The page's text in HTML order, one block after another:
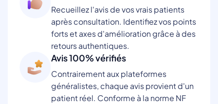
Recueillez l'avis de vos vrais patients
après consultation. Identifiez vos points
forts et axes d'amélioration grâce à des
retours authentiques.
Avis 100% vérifiés
Contrairement aux plateformes
généralistes, chaque avis provient d'un
patient réel. Conforme à la norme NF